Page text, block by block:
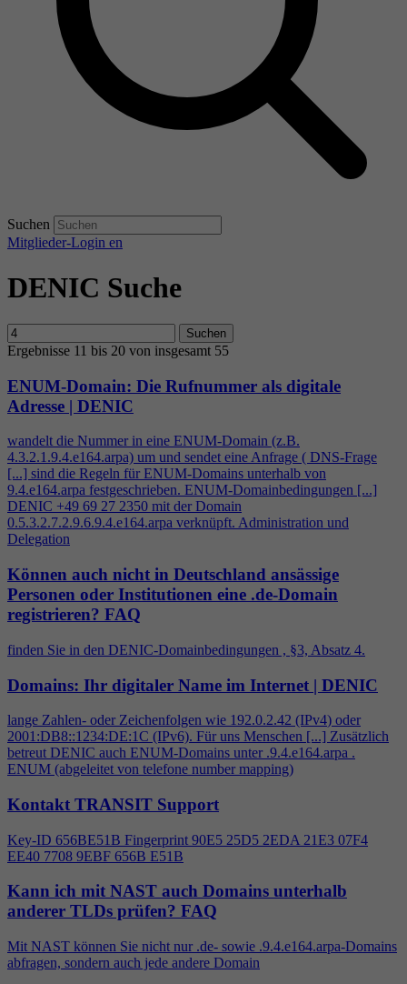
Suchen
Mitglieder-Login en
DENIC Suche
Suchen
Ergebnisse 11 bis 20 von insgesamt 55
ENUM-Domain: Die Rufnummer als digitale
Adresse | DENIC
wandelt die Nummer in eine ENUM-Domain (z.B.
4.3.2.1.9.4.e164.arpa) um und sendet eine Anfrage ( DNS-Frage
[...] sind die Regeln für ENUM-Domains unterhalb von
9.4.e164.arpa festgeschrieben. ENUM-Domainbedingungen [...]
DENIC +49 69 27 2350 mit der Domain
0.5.3.2.7.2.9.6.9.4.e164.arpa verknüpft. Administration und
Delegation
Können auch nicht in Deutschland ansässige
Personen oder Institutionen eine .de-Domain
registrieren? FAQ
finden Sie in den DENIC-Domainbedingungen , §3, Absatz 4.
Domains: Ihr digitaler Name im Internet | DENIC
lange Zahlen- oder Zeichenfolgen wie 192.0.2.42 (IPv4) oder
2001:DB8::1234:DE:1C (IPv6). Für uns Menschen [...] Zusätzlich
betreut DENIC auch ENUM-Domains unter .9.4.e164.arpa .
ENUM (abgeleitet von telefone number mapping)
Kontakt TRANSIT Support
Key-ID 656BE51B Fingerprint 90E5 25D5 2EDA 21E3 07F4
EE40 7708 9EBF 656B E51B
Kann ich mit NAST auch Domains unterhalb
anderer TLDs prüfen? FAQ
Mit NAST können Sie nicht nur .de- sowie .9.4.e164.arpa-Domains
abfragen, sondern auch jede andere Domain